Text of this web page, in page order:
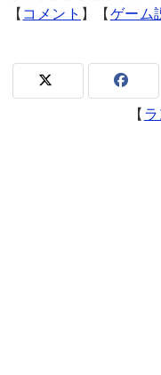
【 コメント 】【 ゲーム
【